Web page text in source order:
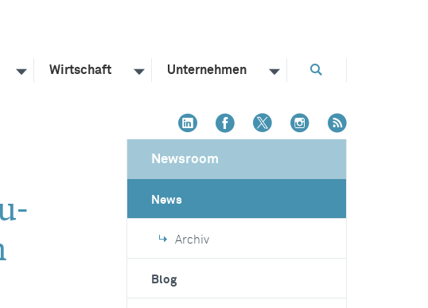
Wirtschaft Unternehmen
Newsroom
News
Archiv
Blog